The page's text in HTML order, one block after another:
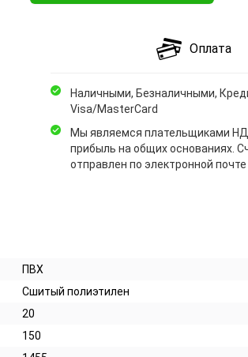
Оплата
Наличными, Безналичными,
Visa/MasterCard
Мы являемся плательщиками
прибыль на общих основаниях.
отправлен по электронной
ПВХ
Сшитый полиэтилен
20
150